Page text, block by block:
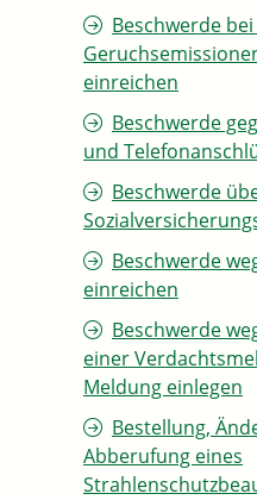
Beschwerde
einreichen
Beschwerde
und
Beschwerde
Beschwerde
einreichen
Beschwerde
einer
Meldung einlegen
Bestellung,
Abberufung eines